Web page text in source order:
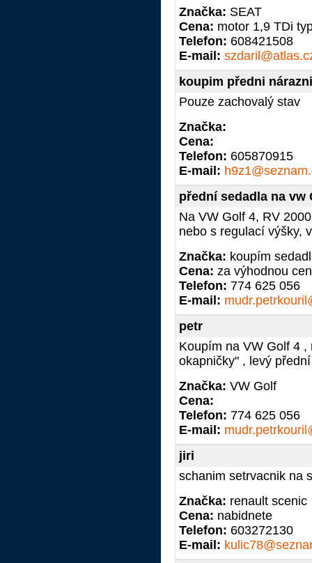
Značka: SEAT
Cena: motor 1,9 TDi
Telefon: 608421508
E-mail:
koupim předni
Pouze zachovalý stav
Značka:
Cena:
Telefon: 605870915
E-mail:
přední sedadla na vw
Na VW Golf 4, RV
nebo s regulací výšky,
Značka: koupím
Cena: za výhodnou
Telefon: 774 625 056
E-mail:
petr
Koupím na VW Golf 4
okapničky" , levý
Značka: VW Golf
Cena:
Telefon: 774 625 056
E-mail:
jiri
schanim setrvacnik na
Značka: renault scenic
Cena: nabidnete
Telefon: 603272130
E-mail: